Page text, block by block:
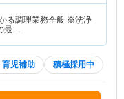
る調理業務全般 ※洗浄
病院の最…
育児補助 積極採用中